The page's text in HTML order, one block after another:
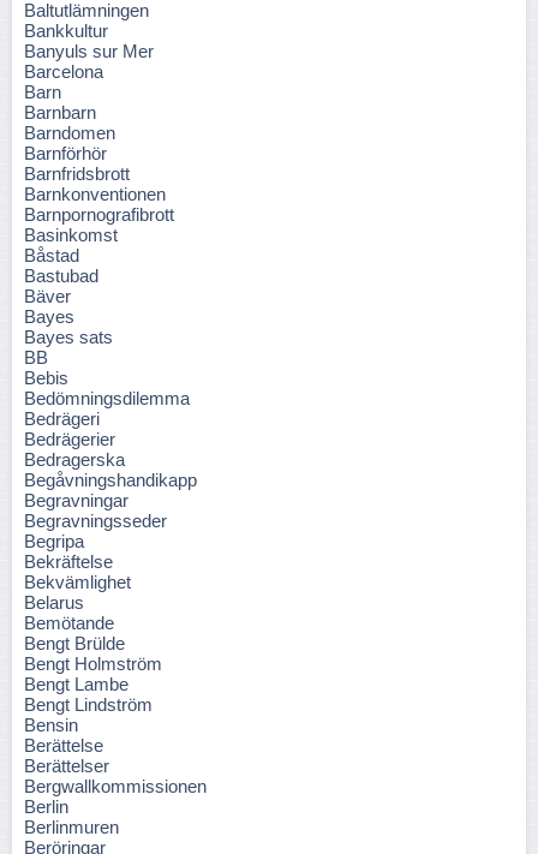
Baltutlämningen
Bankkultur
Banyuls sur Mer
Barcelona
Barn
Barnbarn
Barndomen
Barnförhör
Barnfridsbrott
Barnkonventionen
Barnpornografibrott
Basinkomst
Båstad
Bastubad
Bäver
Bayes
Bayes sats
BB
Bebis
Bedömningsdilemma
Bedrägeri
Bedrägerier
Bedragerska
Begåvningshandikapp
Begravningar
Begravningsseder
Begripa
Bekräftelse
Bekvämlighet
Belarus
Bemötande
Bengt Brülde
Bengt Holmström
Bengt Lambe
Bengt Lindström
Bensin
Berättelse
Berättelser
Bergwallkommissionen
Berlin
Berlinmuren
Beröringar